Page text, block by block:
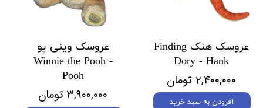
عروسک هنک Finding
Dory - Hank
۲,۴۰۰,۰۰۰ تومان
افزودن به سبد خرید
عروسک وینی پو
Winnie the Pooh -
Pooh
۳,۹۰۰,۰۰۰ تومان